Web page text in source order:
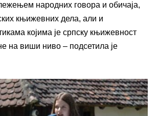
народних говора и обичаја,
књижевних дела, али и
којима је српску књижевност
на виши ниво – подсетила је